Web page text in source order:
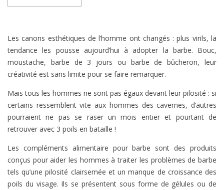
Les canons esthétiques de l’homme ont changés : plus virils, la
tendance les pousse aujourd’hui à adopter la barbe. Bouc,
moustache, barbe de 3 jours ou barbe de bûcheron, leur
créativité est sans limite pour se faire remarquer.
Mais tous les hommes ne sont pas égaux devant leur pilosité : si
certains ressemblent vite aux hommes des cavernes, d’autres
pourraient ne pas se raser un mois entier et pourtant de
retrouver avec 3 poils en bataille !
Les compléments alimentaire pour barbe sont des produits
conçus pour aider les hommes à traiter les problèmes de barbe
tels qu’une pilosité clairsemée et un manque de croissance des
poils du visage. Ils se présentent sous forme de gélules ou de